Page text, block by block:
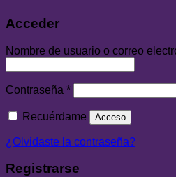
Acceder
Nombre de usuario o correo
Contraseña *
Recuérdame Acceso
¿Olvidaste la contraseña?
Registrarse